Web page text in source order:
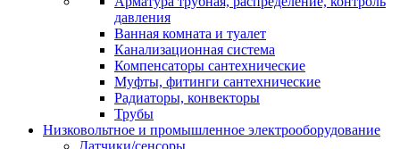
давления
Ванная комната и туалет
Канализационная система
Компенсаторы сантехнические
Муфты, фитинги сантехнические
Радиаторы, конвекторы
Трубы
Низковольтное и промышленное электрооборудование
Датчики/сенсоры